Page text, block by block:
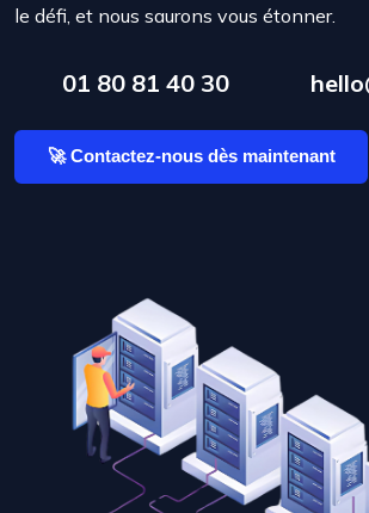
le défi, et nous saurons vous étonner.
01 80 81 40 30
🚀 Contactez-nous dès maintenant